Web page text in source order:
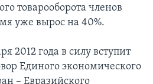
товарооборота членов
уже вырос на 40%.
2012 года в силу вступит
Единого экономического
– Евразийского